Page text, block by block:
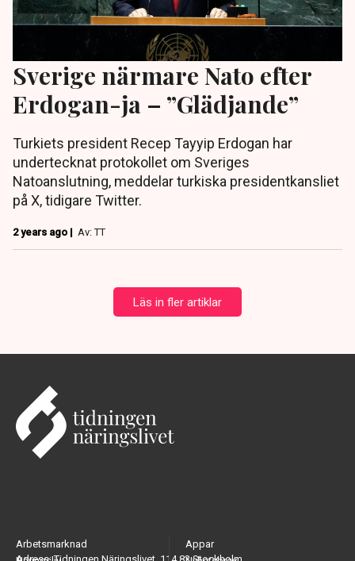
Sverige närmare Nato efter
Erdogan-ja – ”Glädjande”
Turkiets president Recep Tayyip Erdogan har
undertecknat protokollet om Sveriges
Natoanslutning, meddelar turkiska presidentkansliet
på X, tidigare Twitter.
2 years ago | Av: TT
Läs in fler artiklar
Arbetsmarknad
Appar